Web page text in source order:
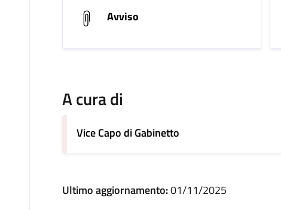
Avviso
A cura di
Vice Capo di Gabinetto
Ultimo aggiornamento:01/11/2025